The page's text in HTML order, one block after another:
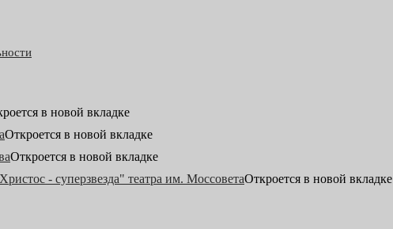
в новой вкладке
Откроется в новой вкладке
Откроется в новой вкладке
- суперзвезда" театра им. МоссоветаОткроется в новой вкладке